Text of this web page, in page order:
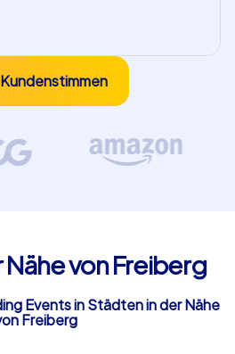
von Freiberg
Events in Städten in der Nähe
Freiberg